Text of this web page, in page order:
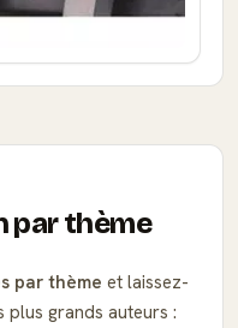
par thème
par thème et laissez-
plus grands auteurs :